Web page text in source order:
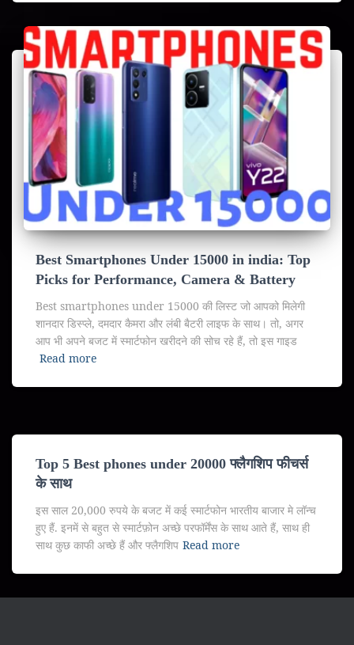
Best Smartphones Under 15000 in india: Top
Picks for Performance, Camera & Battery
Best smartphones under 15000 की लिस्ट जो आपको मिलेगी
शानदार डिस्प्ले, दमदार कैमरा और लंबी बैटरी लाइफ के साथ। तो, अगर
आप भी अपने बजट में स्मार्टफोन खरीदने की सोच रहे हैं, तो इस गाइड
Read more
Top 5 Best phones under 20000 फ्लैगशिप फीचर्स
के साथ
इस साल 20,000 रुपये के बजट में कई स्मार्टफोन भारतीय बाजार मे लॉन्च
हुए हैं. इनमें से बहुत से स्मार्टफ़ोन अच्छे परफॉर्मेंस के साथ आते हैं, साथ ही
साथ कुछ काफी अच्छे हैं और फ्लैगशिप Read more